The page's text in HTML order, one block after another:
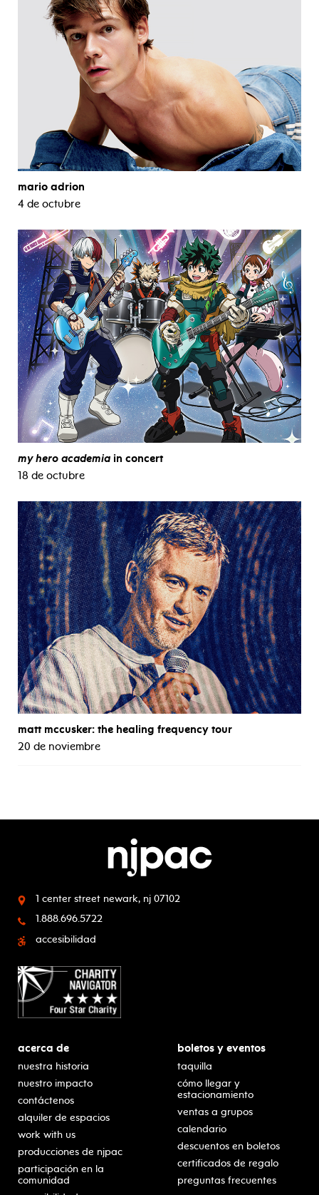
mario adrion
4 de octubre
my hero academia in concert
18 de octubre
matt mccusker: the healing frequency tour
20 de noviembre
1 center street newark, nj 07102
1.888.696.5722
accesibilidad
acerca de
nuestra historia
nuestro impacto
contáctenos
alquiler de espacios
work with us
producciones de njpac
participación en la
comunidad
boletos y eventos
taquilla
cómo llegar y
estacionamiento
ventas a grupos
calendario
descuentos en boletos
certificados de regalo
preguntas frecuentes